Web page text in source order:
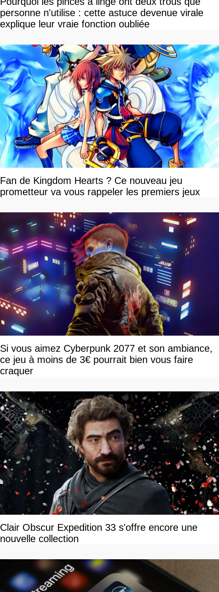
personne n'utilise : cette astuce devenue virale
explique leur vraie fonction oubliée
Fan de Kingdom Hearts ? Ce nouveau jeu
prometteur va vous rappeler les premiers jeux
Si vous aimez Cyberpunk 2077 et son ambiance,
ce jeu à moins de 3€ pourrait bien vous faire
craquer
Clair Obscur Expedition 33 s'offre encore une
nouvelle collection